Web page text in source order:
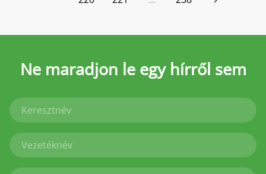
Ne maradjon le egy hírről sem